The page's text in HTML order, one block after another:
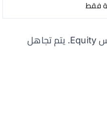
فقط
وليس Equity. يتم تجاهل